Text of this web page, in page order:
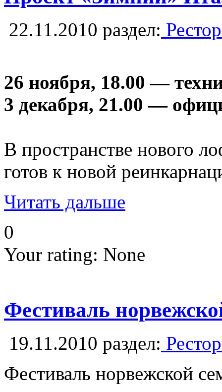
22.11.2010 раздел:
26 ноября, 18.00 —
3 декабря, 21.00 —
В пространстве нового
готов к новой
Читать дальше
0
Your rating: None
Фестиваль
19.11.2010 раздел:
Фестиваль норвежской